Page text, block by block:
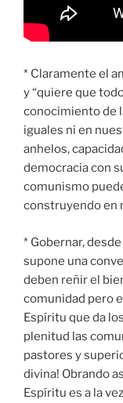
* Claramente el
y “quiere que
conocimiento de
iguales ni en
anhelos,
democracia con
comunismo
construyendo en
* Gobernar,
supone una
deben reñir el
comunidad pero
Espíritu que da
plenitud las
pastores y
divina! Obrando
Espíritu es a la